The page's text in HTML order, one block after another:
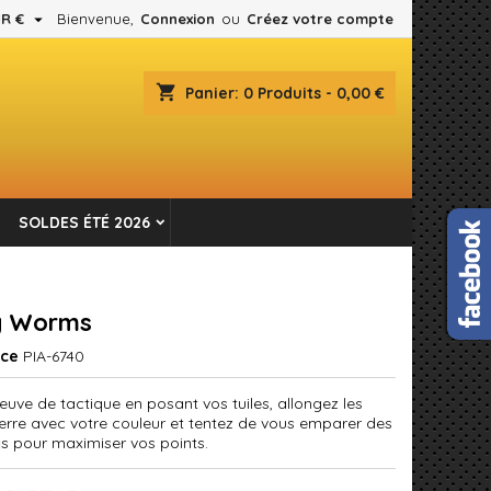
Bienvenue, Connexion ou Créez votre compte
€ 
shopping_cart Panier: 0 Produits - 0,00 €
SOLDES ÉTÉ 2026
Worms
PIA-6740
de tactique en posant vos tuiles, allongez les
avec votre couleur et tentez de vous emparer des
pour maximiser vos points.